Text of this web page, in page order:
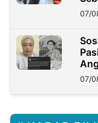
07/
07/